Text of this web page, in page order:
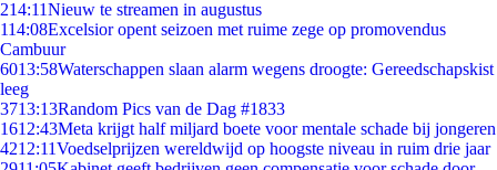
214:11Nieuw te streamen in augustus
114:08Excelsior opent seizoen met ruime zege op promovendus
Cambuur
6013:58Waterschappen slaan alarm wegens droogte: Gereedschapskist
leeg
3713:13Random Pics van de Dag #1833
1612:43Meta krijgt half miljard boete voor mentale schade bij jongeren
4212:11Voedselprijzen wereldwijd op hoogste niveau in ruim drie jaar